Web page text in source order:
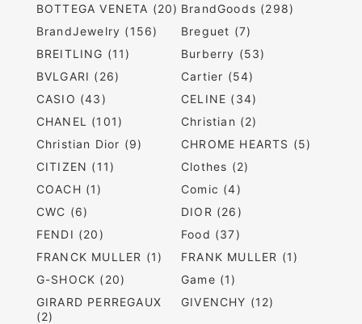
BOTTEGA VENETA (20) BrandGoods (298)
BrandJewelry (156)
Breguet (7)
BREITLING (11)
Burberry (53)
BVLGARI (26)
Cartier (54)
CASIO (43)
CELINE (34)
CHANEL (101)
Christian (2)
Christian Dior (9)
CHROME HEARTS (5)
CITIZEN (11)
Clothes (2)
COACH (1)
Comic (4)
CWC (6)
DIOR (26)
FENDI (20)
Food (37)
FRANCK MULLER (1)
FRANK MULLER (1)
G-SHOCK (20)
Game (1)
GIRARD PERREGAUX
(2)
GIVENCHY (12)